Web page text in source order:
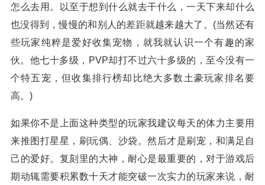
怎么去用。以至于想到什么就去干什么，一天下来却什么
也没得到，慢慢的和别人的差距就越来越大了。(当然还有
些玩家纯粹是爱好收集宠物，就我就认识一个有趣的家
伙。他七十多级，PVP却打不过六十多级的，至今没有一
个特五宠，但收集排行榜却比绝大多数土豪玩家排名要
高。)
如果你不是上面这种类型的玩家我建议每天的体力主要用
来推图打星星，刷玩偶、沙袋。然后才是刷宠，和满足自
己的爱好。复刻里的大神，耐心是最重要的，对于游戏后
期动辄需要积累数十天才能突破一次实力的玩家来说，耐